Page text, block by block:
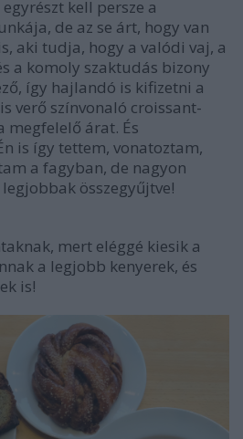
kell persze a
de az se árt, hogy van
aki tudja, hogy a valódi vaj, a
a komoly szaktudás bizony
így hajlandó is kifizetni a
verő színvonaló croissant-
megfelelő árat. És
is így tettem, vonatoztam,
a fagyban, de nagyon
összegyűjtve!
mert eléggé kiesik a
a legjobb kenyerek, és
is!